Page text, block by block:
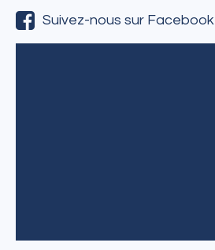
Suivez-nous sur Facebook